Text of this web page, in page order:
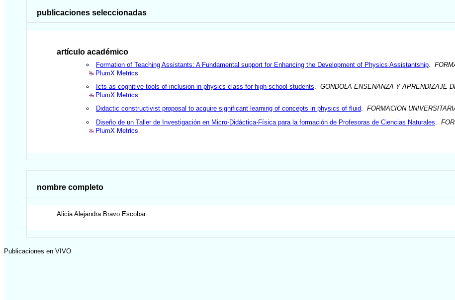
publicaciones seleccionadas
artículo académico
Formation of Teaching Assistants: A Fundamental support for Enhancing the Development of Physics Assistantship.
PlumX Metrics
Icts as cognitive tools of inclusion in physics class for high school students. GONDOLA-ENSENANZA Y APRENDIZAJE
PlumX Metrics
Didactic constructivist proposal to acquire significant learning of concepts in physics of fluid. FORMACION
Diseño de un Taller de Investigación en Micro-Didáctica-Física para la formación de Profesoras de Ciencias Naturales.
PlumX Metrics
nombre completo
Alicia Alejandra Bravo Escobar
Publicaciones en VIVO